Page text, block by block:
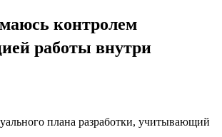
контролем
работы внутри
плана разработки, учитывающий